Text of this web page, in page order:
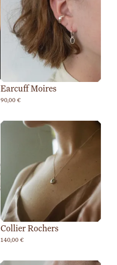
Earcuff Moires
90,00 €
Collier Rochers
140,00 €